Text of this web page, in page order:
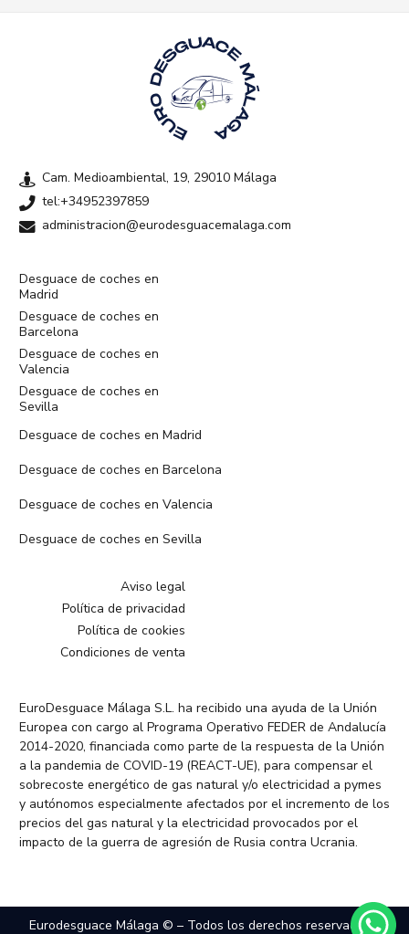
Cam. Medioambiental, 19, 29010 Málaga
tel:+34952397859
administracion@eurodesguacemalaga.com
Desguace de coches en
Madrid
Desguace de coches en
Barcelona
Desguace de coches en
Valencia
Desguace de coches en
Sevilla
Desguace de coches en Madrid
Desguace de coches en Barcelona
Desguace de coches en Valencia
Desguace de coches en Sevilla
Aviso legal
Política de privacidad
Política de cookies
Condiciones de venta
EuroDesguace Málaga S.L. ha recibido una ayuda de la Unión
Europea con cargo al Programa Operativo FEDER de Andalucía
2014-2020, financiada como parte de la respuesta de la Unión
a la pandemia de COVID-19 (REACT-UE), para compensar el
sobrecoste energético de gas natural y/o electricidad a pymes
y autónomos especialmente afectados por el incremento de los
precios del gas natural y la electricidad provocados por el
impacto de la guerra de agresión de Rusia contra Ucrania.
Eurodesguace Málaga © – Todos los derechos reservados –